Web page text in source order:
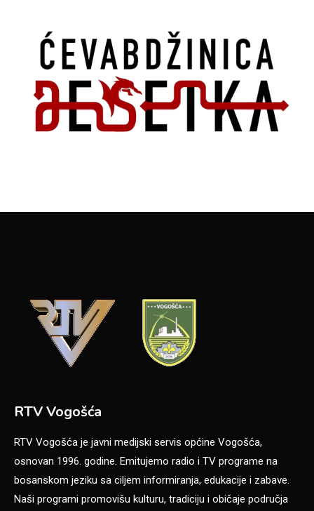
RTV Vogošća
RTV Vogošća je javni medijski servis općine Vogošća,
osnovan 1996. godine. Emitujemo radio i TV programe na
bosanskom jeziku sa ciljem informiranja, edukacije i zabave.
Naši programi promovišu kulturu, tradiciju i običaje područja